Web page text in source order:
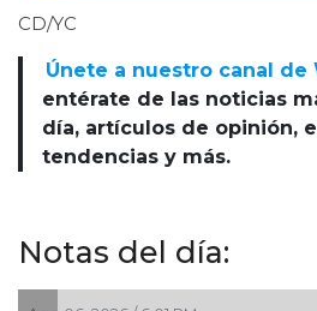
CD/YC
Únete a nuestro canal de
entérate de las noticias
día, artículos de opinión,
tendencias y más.
Notas del día: